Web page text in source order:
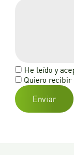
He leído y
Quiero recibir
Enviar